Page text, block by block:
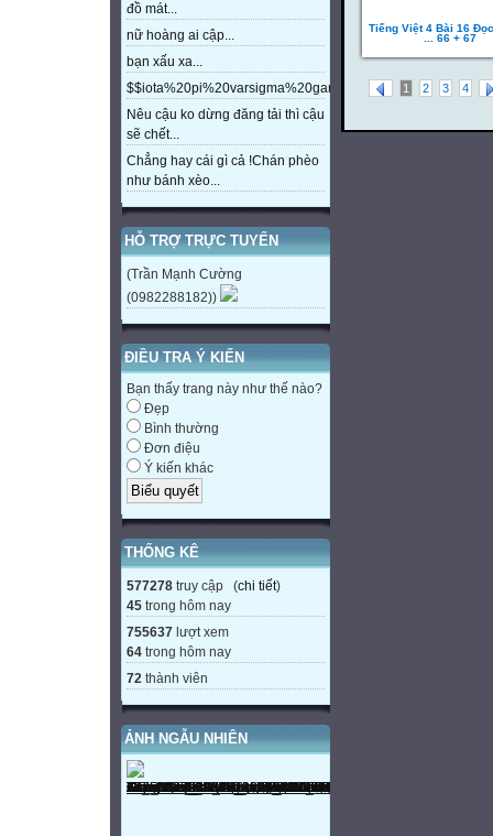
đồ mát...
nữ hoàng ai cập...
bạn xấu xa...
Nêu cậu ko dừng đăng tải thì cậu
sẽ chết...
Chẳng hay cái gì cả !Chán phèo
như bánh xèo...
HỖ TRỢ TRỰC TUYẾN
(Trần Mạnh Cường
(0982288182))
ĐIỀU TRA Ý KIẾN
Bạn thấy trang này như thế nào?
Đẹp
Bình thường
Đơn điệu
Ý kiến khác
THỐNG KÊ
577278 truy cập (chi tiết)
45 trong hôm nay
755637 lượt xem
64 trong hôm nay
72 thành viên
ẢNH NGẪU NHIÊN
Tiếng Việt 4 Bài 16
... 66 + 67
1 2 3 4